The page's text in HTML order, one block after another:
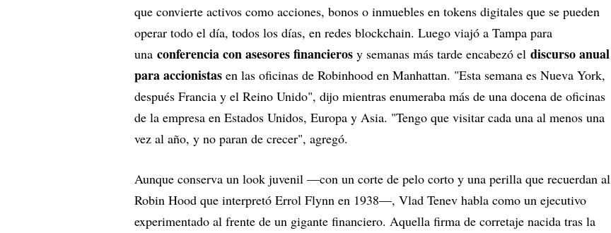
que convierte activos como acciones, bonos o inmuebles en tokens digitales que se pueden
operar todo el día, todos los días, en redes blockchain. Luego viajó a Tampa para
una conferencia con asesores financieros y semanas más tarde encabezó el discurso anual
para accionistas en las oficinas de Robinhood en Manhattan. "Esta semana es Nueva York,
después Francia y el Reino Unido", dijo mientras enumeraba más de una docena de oficinas
de la empresa en Estados Unidos, Europa y Asia. "Tengo que visitar cada una al menos una
vez al año, y no paran de crecer", agregó.
Aunque conserva un look juvenil —con un corte de pelo corto y una perilla que recuerdan al
Robin Hood que interpretó Errol Flynn en 1938—, Vlad Tenev habla como un ejecutivo
experimentado al frente de un gigante financiero. Aquella firma de corretaje nacida tras la